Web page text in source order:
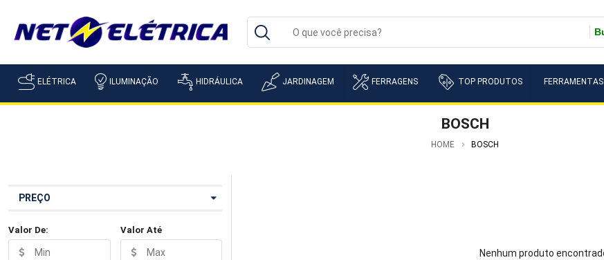
ELÉTRICA ILUMINAÇÃO HIDRÁULICA JARDINAGEM FERRAGENS TOP PRODUTOS
BOSCH
HOME BOSCH
PREÇO
Valor De: Valor Até
Nenhum produto